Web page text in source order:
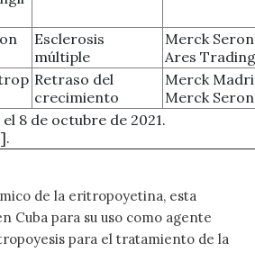
Esclerosis
múltiple
Merck
Ares Trading
Retraso del
crecimiento
Merck
Merck
8 de octubre de 2021.
de la eritropoyetina, esta
Cuba para su uso como agente
para el tratamiento de la